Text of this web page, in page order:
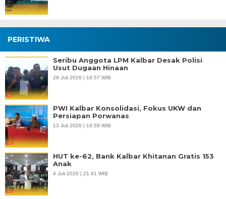
PERISTIWA
Seribu Anggota LPM Kalbar Desak Polisi
Usut Dugaan Hinaan
29 Juli 2026 | 16:57 WIB
PWI Kalbar Konsolidasi, Fokus UKW dan
Persiapan Porwanas
13 Juli 2026 | 16:59 WIB
HUT ke-62, Bank Kalbar Khitanan Gratis 153
Anak
4 Juli 2026 | 21:41 WIB